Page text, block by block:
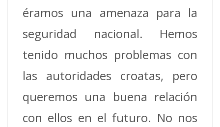
éramos una amenaza para la
seguridad nacional. Hemos
tenido muchos problemas con
las autoridades croatas, pero
queremos una buena relación
con ellos en el futuro. No nos